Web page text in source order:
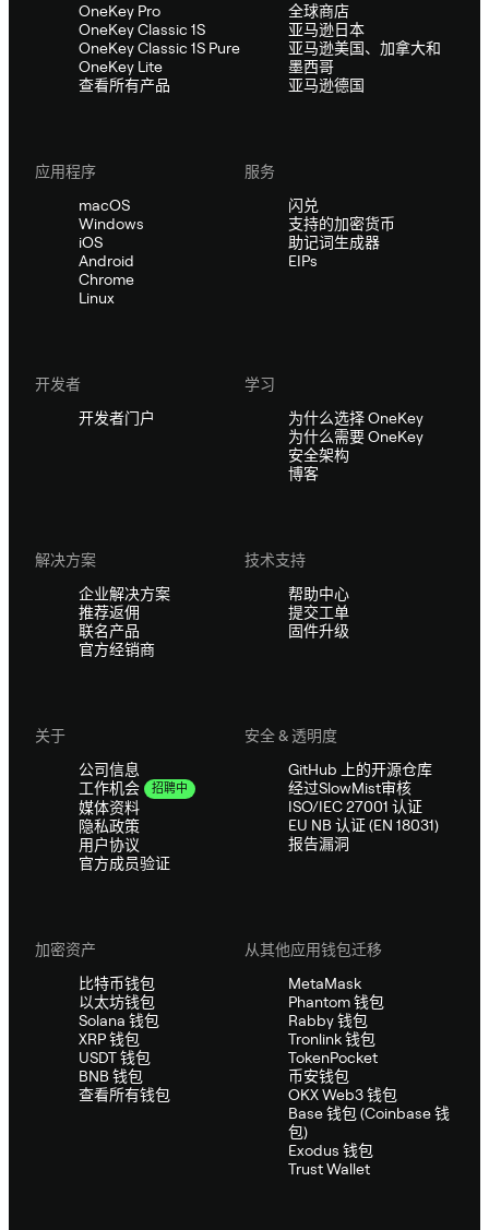
OneKey Pro
OneKey Classic 1S
OneKey Classic 1S Pure
OneKey Lite
查看所有产品
全球商店
亚马逊日本
亚马逊美国、加拿大和
墨西哥
亚马逊德国
应用程序
macOS
Windows
iOS
Android
Chrome
Linux
服务
闪兑
支持的加密货币
助记词生成器
EIPs
开发者
开发者门户
学习
为什么选择 OneKey
为什么需要 OneKey
安全架构
博客
解决方案
企业解决方案
推荐返佣
联名产品
官方经销商
技术支持
帮助中心
提交工单
固件升级
关于
公司信息
工作机会
招聘中
媒体资料
隐私政策
用户协议
官方成员验证
安全 & 透明度
GitHub 上的开源仓库
经过SlowMist审核
ISO/IEC 27001 认证
EU NB 认证 (EN 18031)
报告漏洞
加密资产
比特币钱包
以太坊钱包
Solana 钱包
XRP 钱包
USDT 钱包
BNB 钱包
查看所有钱包
从其他应用钱包迁移
MetaMask
Phantom 钱包
Rabby 钱包
Tronlink 钱包
TokenPocket
币安钱包
OKX Web3 钱包
Base 钱包 (Coinbase 钱
包)
Exodus 钱包
Trust Wallet